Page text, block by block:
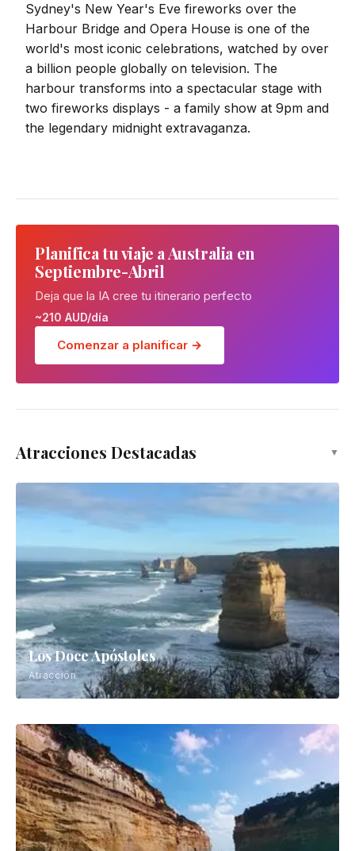
Sydney's New Year's Eve fireworks over the
Harbour Bridge and Opera House is one of the
world's most iconic celebrations, watched by over
a billion people globally on television. The
harbour transforms into a spectacular stage with
two fireworks displays - a family show at 9pm and
the legendary midnight extravaganza.
Planifica tu viaje a Australia en
Septiembre-Abril
Deja que la IA cree tu itinerario perfecto
~210 AUD/día
Comenzar a planificar →
Atracciones Destacadas ▼
Los Doce Apóstoles
Atracción